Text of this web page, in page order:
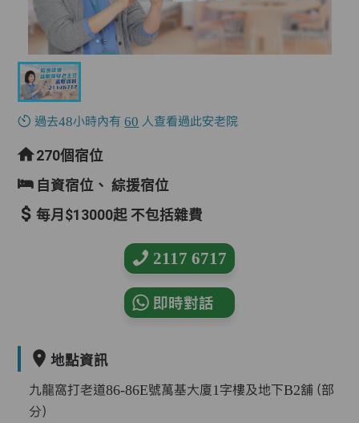
過去48小時內有60 人查看過此安老院
270個宿位
自資宿位、綜援宿位
每月$13000起 不包括雜費
2117 6717
即時對話
地點資訊
九龍窩打老道86-86E號萬基大廈1字樓及地下B2舖（部
分）